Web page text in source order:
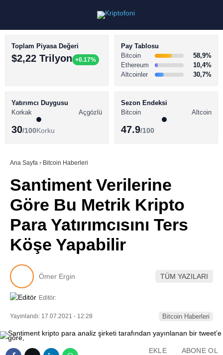
Youtube
TikTok
BİTCOİN HABERLERİ
ALTCOİN HABERLERİ
SÖZLÜK
Toplam Piyasa Değeri
$2,22 Trilyon +0.17%
Pay Tablosu
Bitcoin
58,9%
Ethereum
10,4%
Altcoinler
30,7%
Yatırımcı Duygusu
Korkak
Açgözlü
30/100Korku
Sezon Endeksi
Bitcoin
Altcoin
47.9/100
Ana Sayfa › Bitcoin Haberleri
Santiment Verilerine
Göre Bu Metrik Kripto
Para Yatırımcısını Ters
Köşe Yapabilir
Ömer Ergin TÜM YAZILARI
Editör:
Yayınlandı: 17.07.2021 - 12:28 Bitcoin Haberleri
EKLE ABONE OL